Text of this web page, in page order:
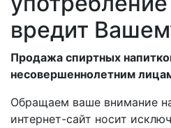
вредит
Продажа спиртных
несовершеннолетним
Обращаем ваше внимание
интернет-сайт носит